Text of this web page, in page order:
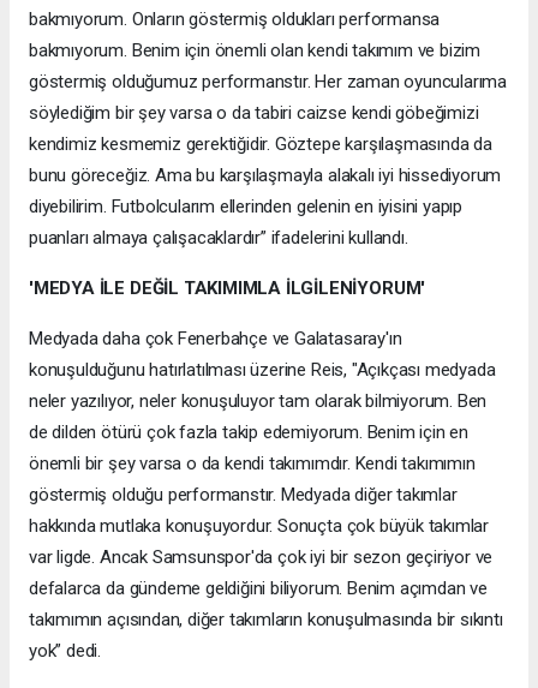
bakmıyorum. Onların göstermiş oldukları performansa
bakmıyorum. Benim için önemli olan kendi takımım ve bizim
göstermiş olduğumuz performanstır. Her zaman oyuncularıma
söylediğim bir şey varsa o da tabiri caizse kendi göbeğimizi
kendimiz kesmemiz gerektiğidir. Göztepe karşılaşmasında da
bunu göreceğiz. Ama bu karşılaşmayla alakalı iyi hissediyorum
diyebilirim. Futbolcularım ellerinden gelenin en iyisini yapıp
puanları almaya çalışacaklardır” ifadelerini kullandı.
'MEDYA İLE DEĞİL TAKIMIMLA İLGİLENİYORUM'
Medyada daha çok Fenerbahçe ve Galatasaray'ın
konuşulduğunu hatırlatılması üzerine Reis, "Açıkçası medyada
neler yazılıyor, neler konuşuluyor tam olarak bilmiyorum. Ben
de dilden ötürü çok fazla takip edemiyorum. Benim için en
önemli bir şey varsa o da kendi takımımdır. Kendi takımımın
göstermiş olduğu performanstır. Medyada diğer takımlar
hakkında mutlaka konuşuyordur. Sonuçta çok büyük takımlar
var ligde. Ancak Samsunspor'da çok iyi bir sezon geçiriyor ve
defalarca da gündeme geldiğini biliyorum. Benim açımdan ve
takımımın açısından, diğer takımların konuşulmasında bir sıkıntı
yok” dedi.